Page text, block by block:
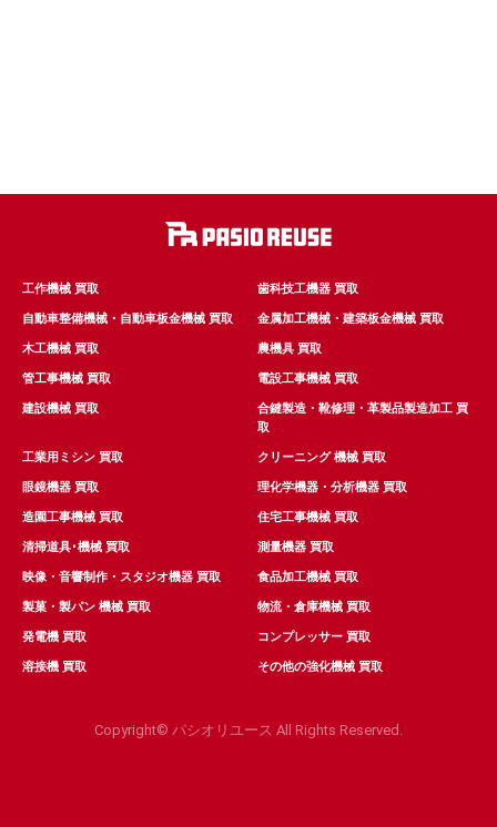
工作機械 買取 歯科技工機器 買取
自動車整備機械・自動車板金機械 買取 金属加工機械・建築板金機械 買取
木工機械 買取 農機具 買取
管工事機械 買取 電設工事機械 買取
建設機械 買取
合鍵製造・靴修理・革製品製造加工 買
取
工業用ミシン 買取 クリーニング 機械 買取
眼鏡機器 買取 理化学機器・分析機器 買取
造園工事機械 買取 住宅工事機械 買取
清掃道具･機械 買取 測量機器 買取
映像・音響制作・スタジオ機器 買取 食品加工機械 買取
製菓・製パン 機械 買取 物流・倉庫機械 買取
発電機 買取 コンプレッサー 買取
溶接機 買取 その他の強化機械 買取
Copyright© パシオリユース All Rights Reserved.